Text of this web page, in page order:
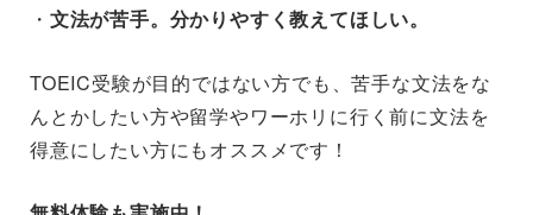
・ 文法が苦手。分かりやすく教えてほしい。
TOEIC受験が目的ではない方でも、苦手な文法をな
んとかしたい方や留学やワーホリに行く前に文法を
得意にしたい方にもオススメです！